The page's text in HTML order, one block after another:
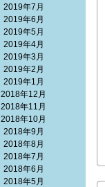
2019年7月
2019年6月
2019年5月
2019年4月
2019年3月
2019年2月
2019年1月
2018年12月
2018年11月
2018年10月
2018年9月
2018年8月
2018年7月
2018年6月
2018年5月